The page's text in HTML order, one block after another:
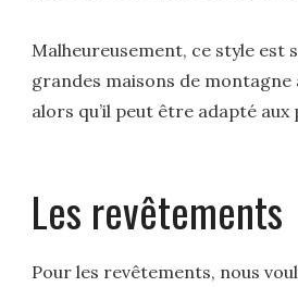
Malheureusement, ce style est
grandes maisons de montagne
alors qu’il peut être adapté aux
Les revêtements
Pour les revêtements, nous